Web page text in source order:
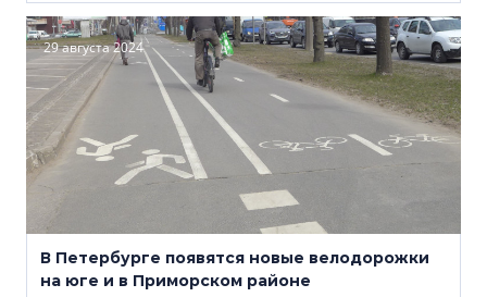
29 августа 2024
В Петербурге появятся новые велодорожки
на юге и в Приморском районе